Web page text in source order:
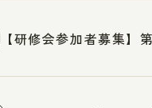
【研修会参加者募集】